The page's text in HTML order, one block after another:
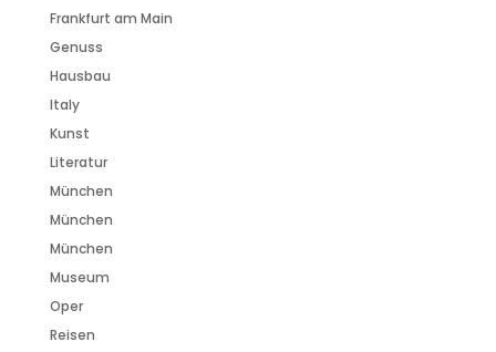
Frankfurt am Main
Genuss
Hausbau
Italy
Kunst
Literatur
München
München
München
Museum
Oper
Reisen